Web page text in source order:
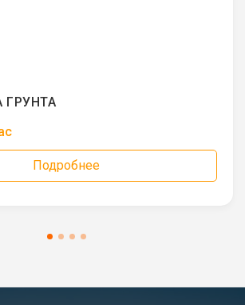
ГРУНТА
Подробнее